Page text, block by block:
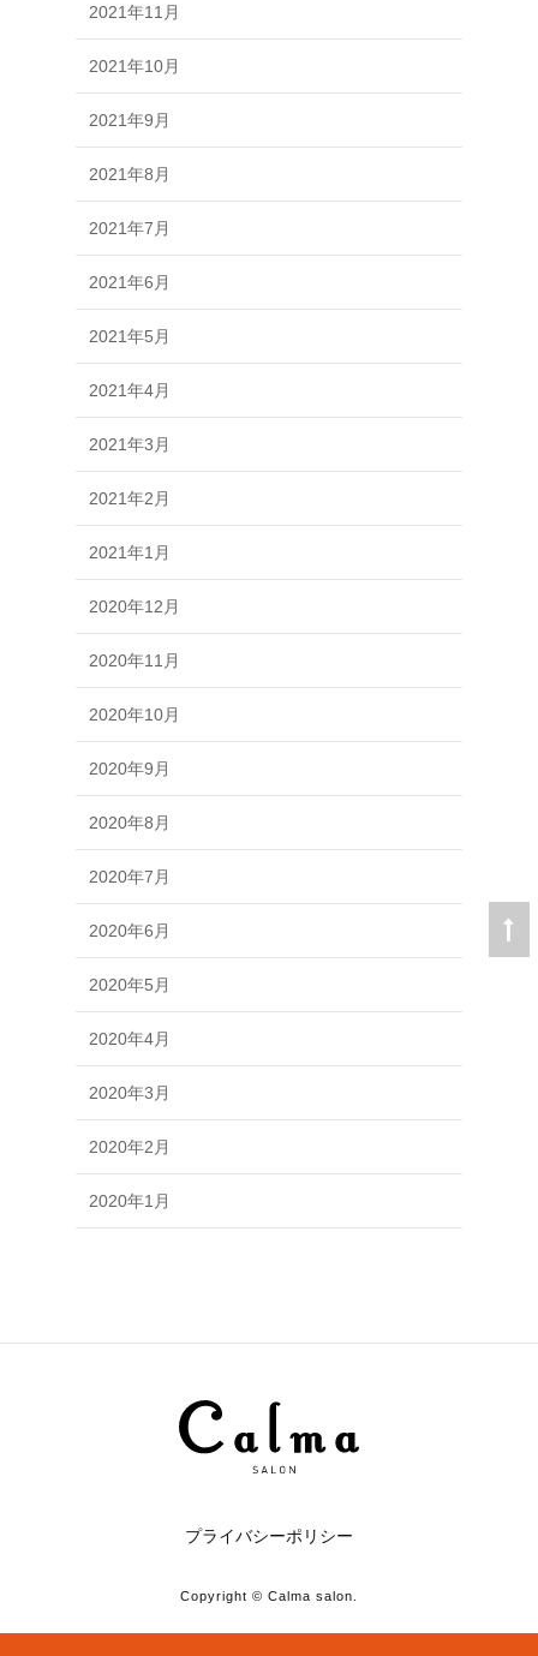
2021年11月
2021年10月
2021年9月
2021年8月
2021年7月
2021年6月
2021年5月
2021年4月
2021年3月
2021年2月
2021年1月
2020年12月
2020年11月
2020年10月
2020年9月
2020年8月
2020年7月
2020年6月
2020年5月
2020年4月
2020年3月
2020年2月
2020年1月
プライバシーポリシー
Copyright © Calma salon.